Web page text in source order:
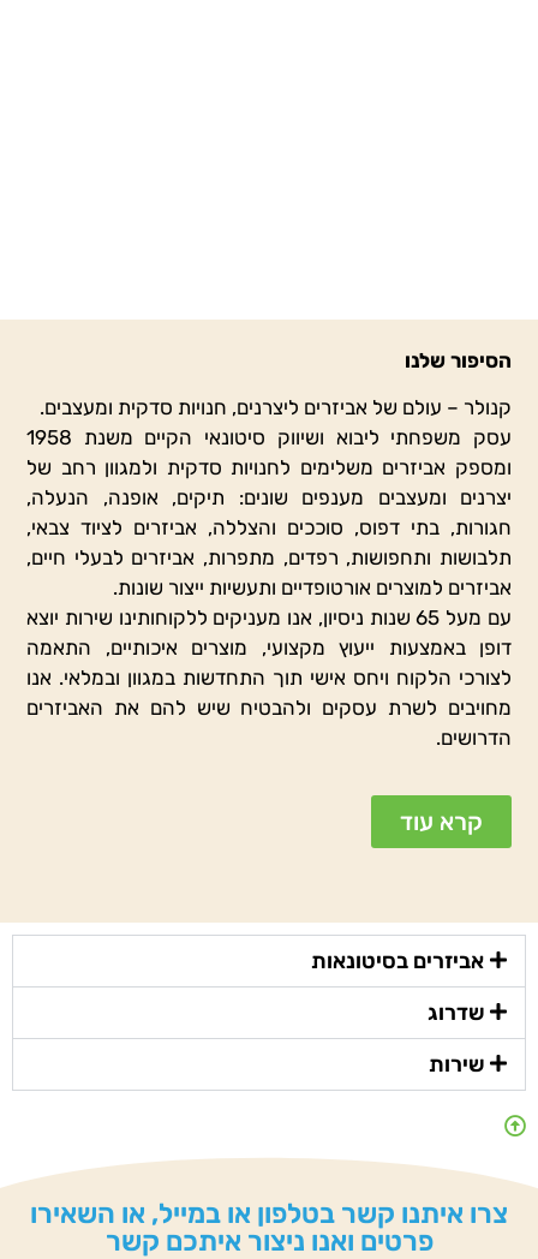
קשר – טלפוני / באמצעות האתר, ולהיחשף לעולם שלם,
מגוון וססגוני של אביזרים שיתאימו לכל תחום בו תתעסקו.
הסיפור שלנו
קנולר – עולם של אביזרים ליצרנים, חנויות סדקית ומעצבים.
עסק משפחתי ליבוא ושיווק סיטונאי הקיים משנת 1958
ומספק אביזרים משלימים לחנויות סדקית ולמגוון רחב של
יצרנים ומעצבים מענפים שונים: תיקים, אופנה, הנעלה,
חגורות, בתי דפוס, סוככים והצללה, אביזרים לציוד צבאי,
תלבושות ותחפושות, רפדים, מתפרות, אביזרים לבעלי חיים,
אביזרים למוצרים אורטופדיים ותעשיות ייצור שונות.
עם מעל 65 שנות ניסיון, אנו מעניקים ללקוחותינו שירות יוצא
דופן באמצעות ייעוץ מקצועי, מוצרים איכותיים, התאמה
לצורכי הלקוח ויחס אישי תוך התחדשות במגוון ובמלאי. אנו
מחויבים לשרת עסקים ולהבטיח שיש להם את האביזרים
הדרושים.
קרא עוד
אביזרים בסיטונאות
שדרוג
שירות
צרו איתנו קשר בטלפון או במייל, או השאירו
פרטים ואנו ניצור איתכם קשר